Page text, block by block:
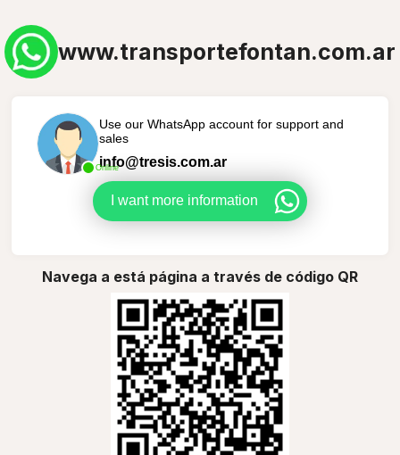
www.transportefontan.com.ar
Online
Use our WhatsApp account for support and
sales
info@tresis.com.ar
I want more information
Navega a está página a través de código QR